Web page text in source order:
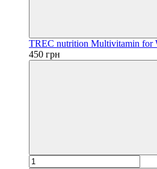
TREC nutrition Multivitamin for
450 грн